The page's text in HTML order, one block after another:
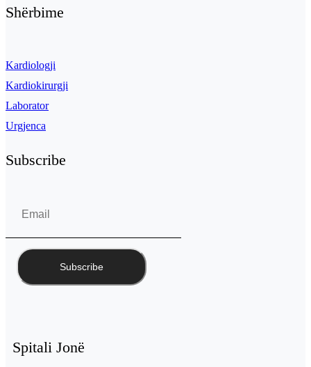
Shërbime
Kardiologji
Kardiokirurgji
Laborator
Urgjenca
Subscribe
Spitali Jonë